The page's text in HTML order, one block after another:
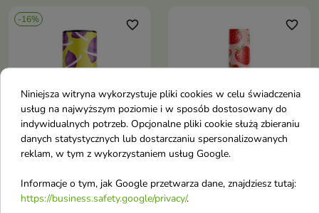
-16%

favorite_border
Oliwka do skórek i
paznokci Neptune

favorite_border
Oliwka do skórek
Strawberry 5 g
Niniejsza witryna wykorzystuje pliki cookies w celu świadczenia
usług na najwyższym poziomie i w sposób dostosowany do
indywidualnych potrzeb. Opcjonalne pliki cookie służą zbieraniu
danych statystycznych lub dostarczaniu spersonalizowanych
reklam, w tym z wykorzystaniem usług Google.
Informacje o tym, jak Google przetwarza dane, znajdziesz tutaj:
https://business.safety.google/privacy/.